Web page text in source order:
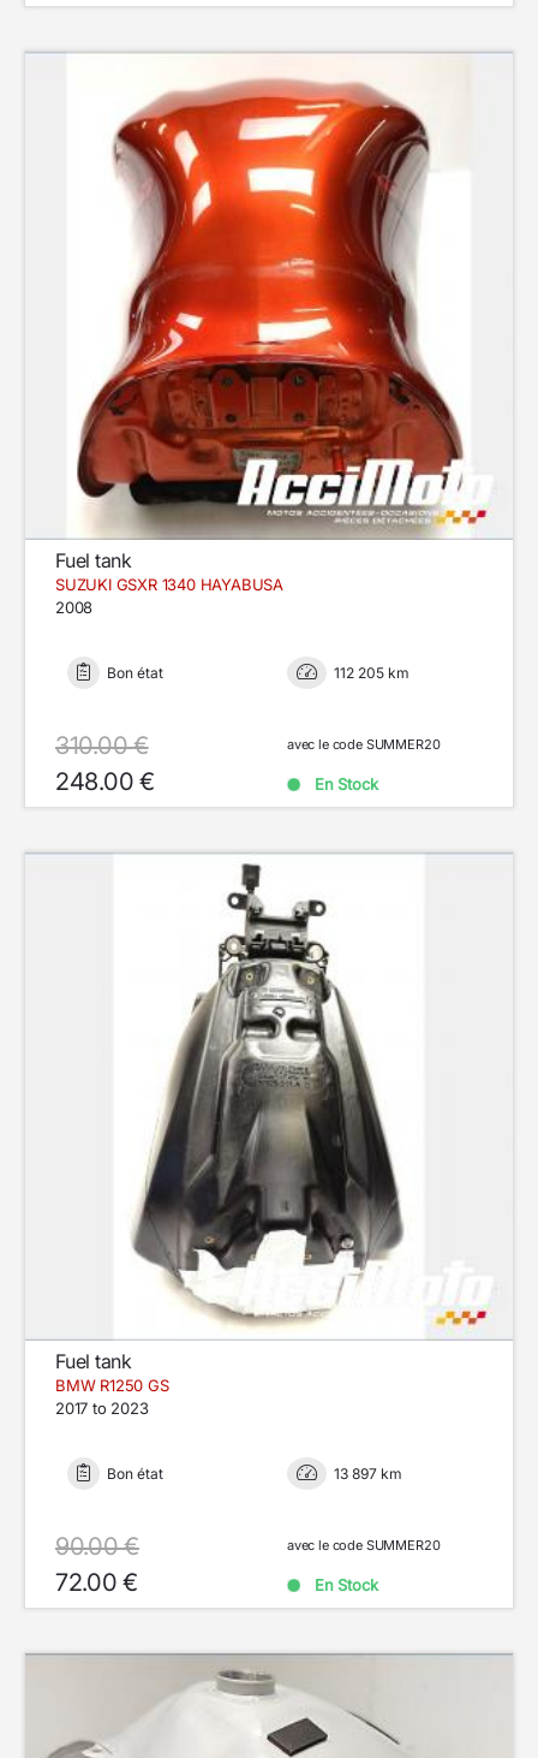
Fuel tank
SUZUKI GSXR 1340 HAYABUSA
2008
Bon état 112 205 km
310.00 €
248.00 €
avec le code SUMMER20
En Stock
Fuel tank
BMW R1250 GS
2017 to 2023
Bon état 13 897 km
90.00 €
72.00 €
avec le code SUMMER20
En Stock